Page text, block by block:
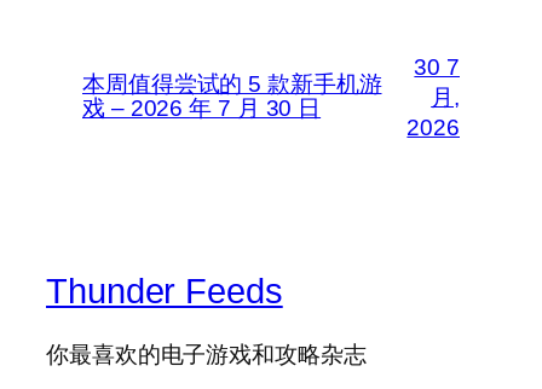
本周值得尝试的 5 款新手机游
戏 – 2026 年 7 月 30 日
30 7
月,
2026
Thunder Feeds
你最喜欢的电子游戏和攻略杂志